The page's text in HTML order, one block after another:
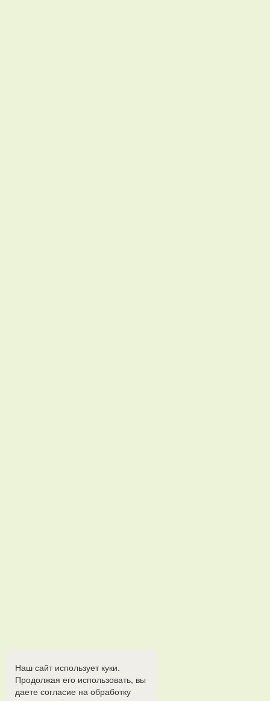
Наш сайт использует куки.
Продолжая его использовать, вы
даете согласие на обработку